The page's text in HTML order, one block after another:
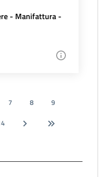
- Manifattura -
7 8
9